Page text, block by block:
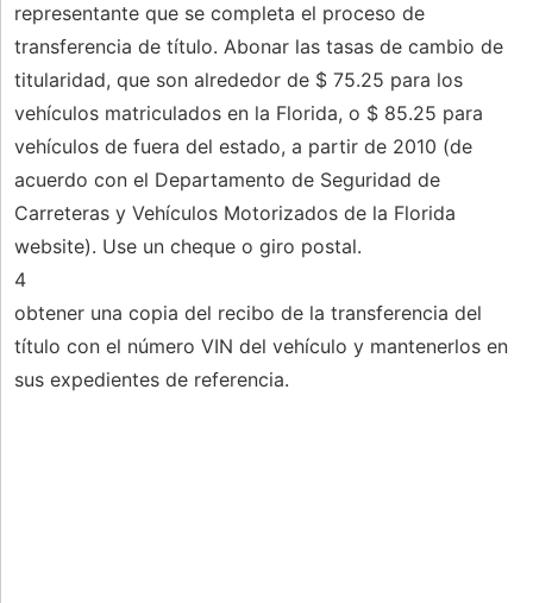
representante que se completa el proceso de
transferencia de título. Abonar las tasas de cambio de
titularidad, que son alrededor de $ 75.25 para los
vehículos matriculados en la Florida, o $ 85.25 para
vehículos de fuera del estado, a partir de 2010 (de
acuerdo con el Departamento de Seguridad de
Carreteras y Vehículos Motorizados de la Florida
website). Use un cheque o giro postal.
4
obtener una copia del recibo de la transferencia del
título con el número VIN del vehículo y mantenerlos en
sus expedientes de referencia.